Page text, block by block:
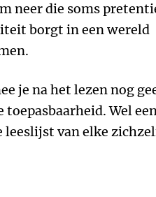
neer die soms
borgt in een wereld
je na het lezen nog
Wel
van elke